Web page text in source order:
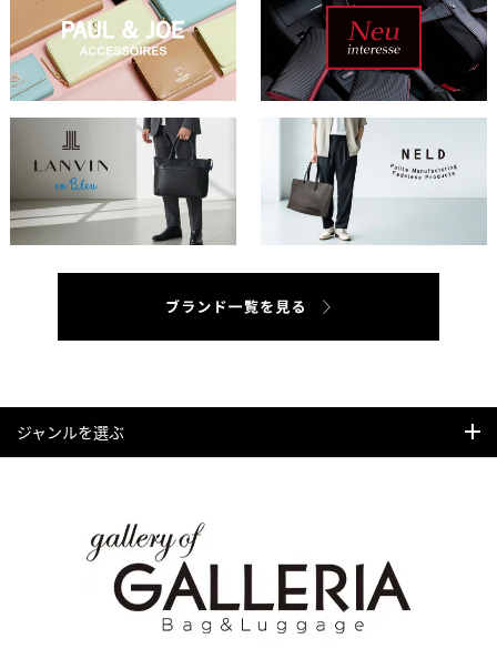
ジャンルを選ぶ